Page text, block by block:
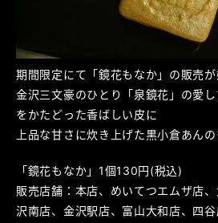
期間限定にて「鏡花もなか」の販売が
金沢三文豪のひとり「泉鏡花」の愛し
をかたどった香ばしい皮に
上品な甘さに炊き上げた黒小倉あん
「鏡花もなか」1個130円(税込)
販売店舗：本店、めいてつエムザ店
沢南店、金沢駅店、富山大和店、四